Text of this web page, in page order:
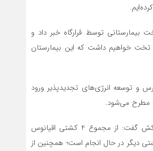
قرارگاه سازندگی خاتم‌الانبیا (ص) از ایجاد ظرفیت 4000 تخت بیمارستانی توسط قرارگاه خبر داد و
گفت: در آینده‌ای نزدیک بحث افتتاح بیمارستان جدید شهدای تجریش را با 790 تخت خواهیم داشت که این بیمارستان
و توسعه انرژی‌های تجدیدپذیر ورود
مطرح می‌شود.
سردار حاجی‌زمانی با اشاره به ظرفیت‌های قرارگاه در زمینه ساخت کشتی و نفتکش گفت: از مجموع 4 کشتی اقیانوس
دو کشتی دیگر در حال انجام است؛ همچنین از